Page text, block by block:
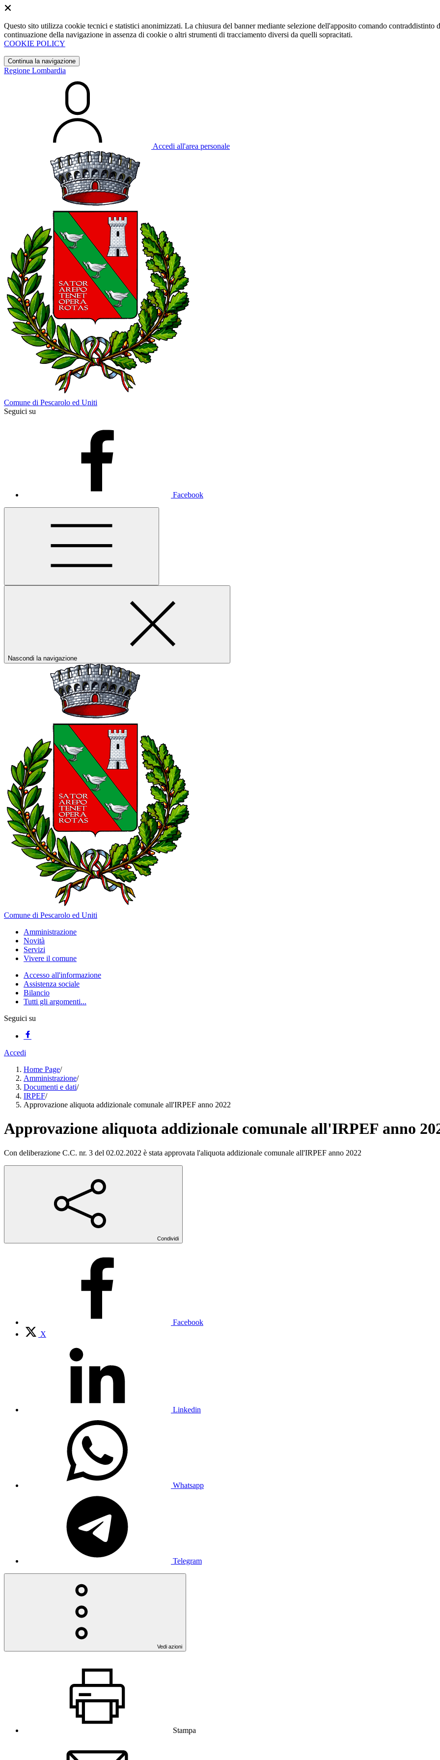
Questo sito utilizza cookie tecnici e statistici anonimizzati. La chiusura del banner mediante selezione dell'apposito comando
continuazione della navigazione in assenza di cookie o altri strumenti di tracciamento diversi da quelli sopracitati.
COOKIE POLICY
Continua la navigazione
Regione Lombardia
Accedi all'area personale
Comune di Pescarolo ed Uniti
Seguici su
Facebook
Nascondi la navigazione
Comune di Pescarolo ed Uniti
Amministrazione
Novità
Servizi
Vivere il comune
Accesso all'informazione
Assistenza sociale
Bilancio
Tutti gli argomenti...
Seguici su
Accedi
Home Page/
Amministrazione/
Documenti e dati/
IRPEF/
Approvazione aliquota addizionale comunale all'IRPEF anno 2022
Approvazione aliquota addizionale comunale all'IRPEF anno
Con deliberazione C.C. nr. 3 del 02.02.2022 è stata approvata l'aliquota addizionale comunale all'IRPEF anno 2022
Condividi
Facebook
X
Linkedin
Whatsapp
Telegram
Vedi azioni
Stampa